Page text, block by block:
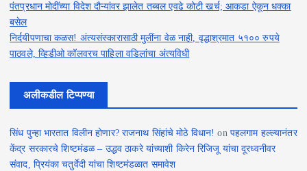
पंतप्रधान मोदींच्या विदेश दौऱ्यांवर झालेत तब्बल एवढे कोटी खर्च; आकडा ऐकून धक्का
बसेल
निर्दयीपणाचा कळस! अंत्यसंस्कारासाठी मुलींना वेळ नाही, वृद्धाश्रमात ५१०० रुपये
पाठवले, व्हिडीओ कॉलवरच पाहिला वडिलांचा अंत्यविधी
अलीकडील टिप्पण्या
सिंध पुन्हा भारतात विलीन होणार? राजनाथ सिंहांचे मोठे विधान! on पहलगाम हल्ल्यानंतर
केंद्र सरकारचे शिष्टमंडळ – उद्धव ठाकरे यांच्याशी किरेन रिजिजू यांचा दूरध्वनीवर
संवाद, प्रियंका चतुर्वेदी यांचा शिष्टमंडळात समावेश